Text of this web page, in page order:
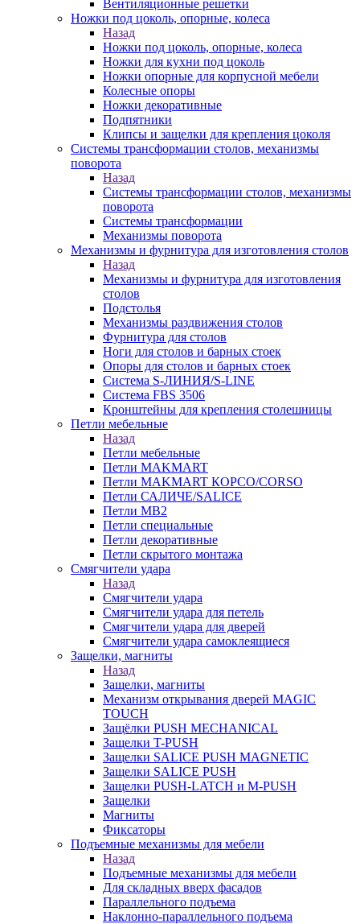
Вентиляционные решетки
Ножки под цоколь, опорные, колеса
Назад
Ножки под цоколь, опорные, колеса
Ножки для кухни под цоколь
Ножки опорные для корпусной мебели
Колесные опоры
Ножки декоративные
Подпятники
Клипсы и защелки для крепления цоколя
Системы трансформации столов, механизмы
поворота
Назад
Системы трансформации столов, механизмы
поворота
Системы трансформации
Механизмы поворота
Механизмы и фурнитура для изготовления столов
Назад
Механизмы и фурнитура для изготовления
столов
Подстолья
Механизмы раздвижения столов
Фурнитура для столов
Ноги для столов и барных стоек
Опоры для столов и барных стоек
Система S-ЛИНИЯ/S-LINE
Система FBS 3506
Кронштейны для крепления столешницы
Петли мебельные
Назад
Петли мебельные
Петли MAKMART
Петли MAKMART КОРСО/CORSO
Петли САЛИЧЕ/SALICE
Петли MB2
Петли специальные
Петли декоративные
Петли скрытого монтажа
Смягчители удара
Назад
Смягчители удара
Смягчители удара для петель
Смягчители удара для дверей
Cмягчители удара самоклеящиеся
Защелки, магниты
Назад
Защелки, магниты
Механизм открывания дверей MAGIC
TOUCH
Защёлки PUSH MECHANICAL
Защелки T-PUSH
Защелки SALICE PUSH MAGNETIC
Защелки SALICE PUSH
Защелки PUSH-LATCH и M-PUSH
Защелки
Магниты
Фиксаторы
Подъемные механизмы для мебели
Назад
Подъемные механизмы для мебели
Для складных вверх фасадов
Параллельного подъема
Наклонно-параллельного подъема